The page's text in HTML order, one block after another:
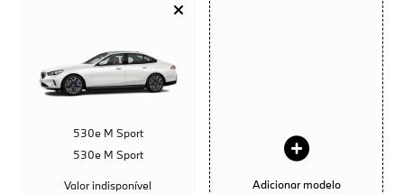
530e M Sport
530e M Sport
Valor indisponível Adicionar modelo